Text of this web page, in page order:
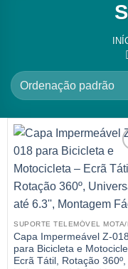
Capa Impermeável Z-018
para Bicicleta e
Ecrã Tátil, Rotação 360º,